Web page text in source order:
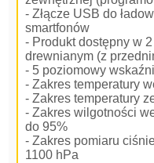
- Złącze USB do
smartfonów
- Produkt dostępny w
drewnianym (z
- 5 poziomowy
- Zakres temperatury
- Zakres temperatury
- Zakres wilgotności
do 95%
- Zakres pomiaru
1100 hPa